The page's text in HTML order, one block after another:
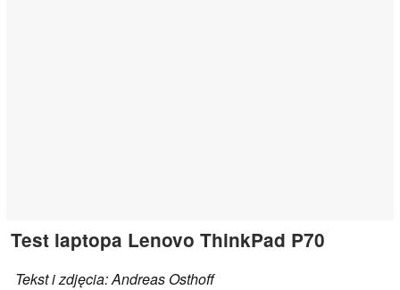
Test laptopa Lenovo ThinkPad P70
Tekst i zdjęcia: Andreas Osthoff